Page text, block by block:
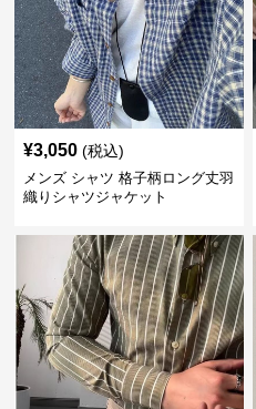
¥3,050 (税込)
メンズ シャツ 格子柄ロング丈羽
織りシャツジャケット